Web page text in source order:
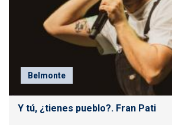
Belmonte
Y tú, ¿tienes pueblo?. Fran Pati